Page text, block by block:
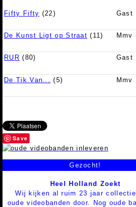
Fifty Fifty (22) Gast
De Kunst Ligt op Straat (11) Mmv
RUR (80) Gast
De Tik Van... (5) Mmv
Save
Gezocht!
Heel Holland Zoekt
Wij kijken al ruim 23 jaar
oude videobanden door. Nog oude